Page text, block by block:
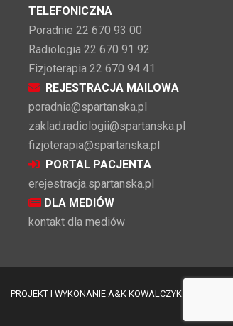
TELEFONICZNA
Poradnie 22 670 93 00
Radiologia 22 670 91 92
Fizjoterapia 22 670 94 41
REJESTRACJA MAILOWA
poradnia@spartanska.pl
zaklad.radiologii@spartanska.pl
fizjoterapia@spartanska.pl
PORTAL PACJENTA
erejestracja.spartanska.pl
DLA MEDIÓW
kontakt dla mediów
PROJEKT I WYKONANIE A&K KOWALCZYK